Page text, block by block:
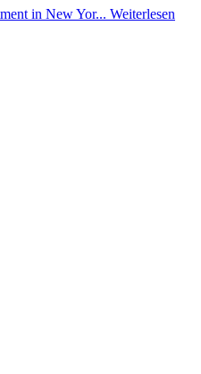
in New Yor... Weiterlesen